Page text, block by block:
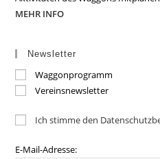
MEHR INFO
Newsletter
Waggonprogramm
Vereinsnewsletter
Ich stimme den
E-Mail-Adresse: